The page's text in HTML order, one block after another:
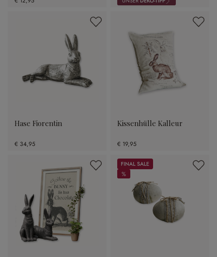
Hase Fiorentin
€ 34,95
Kissenhülle Kalleur
€ 19,95
Sale
%
%